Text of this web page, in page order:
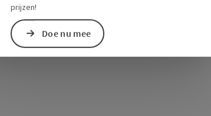
prijzen!
Doe nu mee